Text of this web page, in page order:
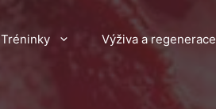
Tréninky Výživa a regenerace